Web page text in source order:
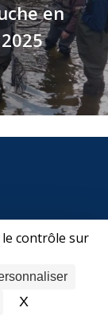
le contrôle sur
XMasquer le
en
Velay.